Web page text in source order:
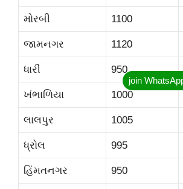
મોરબી 1100
જામનગર 1120
ધારી 950
ખંભાળિયા 1000
લાલપુર 1005
ધ્રોલ 995
હિંમતનગર 950